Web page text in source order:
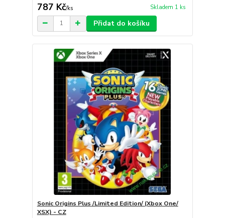
787 Kč/ks Skladem 1 ks
Přidat do košíku
Sonic Origins Plus /Limited Edition/ (Xbox One/
XSX) - CZ